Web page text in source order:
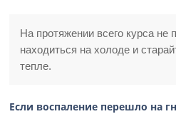
На протяжении всего курса не
находиться на холоде и
тепле.
Если воспаление перешло на